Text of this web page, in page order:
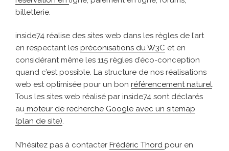
billetterie.
inside74 réalise des sites web dans les règles de l’art
en respectant les préconisations du W3C et en
considérant même les 115 règles d’éco-conception
quand c’est possible. La structure de nos réalisations
web est optimisée pour un bon référencement naturel.
Tous les sites web réalisé par inside74 sont déclarés
au moteur de recherche Google avec un sitemap
(plan de site).
N’hésitez pas à contacter Frédéric Thord pour en